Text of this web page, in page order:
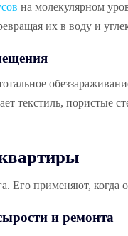
на молекулярном
их в воду и
текстиль, пористые
Его применяют, когда
и ремонта